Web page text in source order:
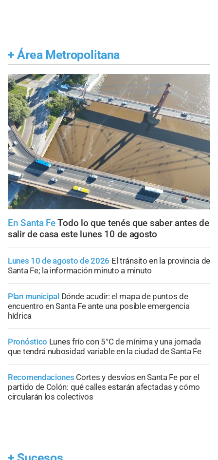
+ Área Metropolitana
En Santa FeTodo lo que tenés que saber antes de
salir de casa este lunes 10 de agosto
Lunes 10 de agosto de 2026 El tránsito en la provincia de
Santa Fe; la información minuto a minuto
Plan municipal Dónde acudir: el mapa de puntos de
encuentro en Santa Fe ante una posible emergencia
hídrica
Pronóstico Lunes frío con 5°C de mínima y una jornada
que tendrá nubosidad variable en la ciudad de Santa Fe
Recomendaciones Cortes y desvíos en Santa Fe por el
partido de Colón: qué calles estarán afectadas y cómo
circularán los colectivos